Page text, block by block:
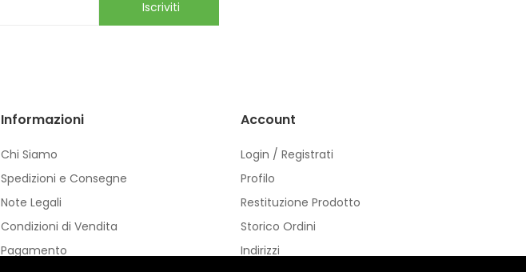
Iscriviti
Informazioni
Chi Siamo
Spedizioni e Consegne
Note Legali
Condizioni di Vendita
Pagamento
Account
Login / Registrati
Profilo
Restituzione Prodotto
Storico Ordini
Indirizzi